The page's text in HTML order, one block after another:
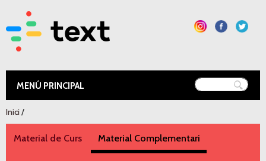
contingut
Text Educació
Esteu aquí
Inici/
Material de Curs Material Complementari